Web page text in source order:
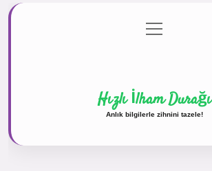
Gizlilik Politikası
menüyü
aç
Hızlı İlham Durağı
Anlık bilgilerle zihnini tazele!